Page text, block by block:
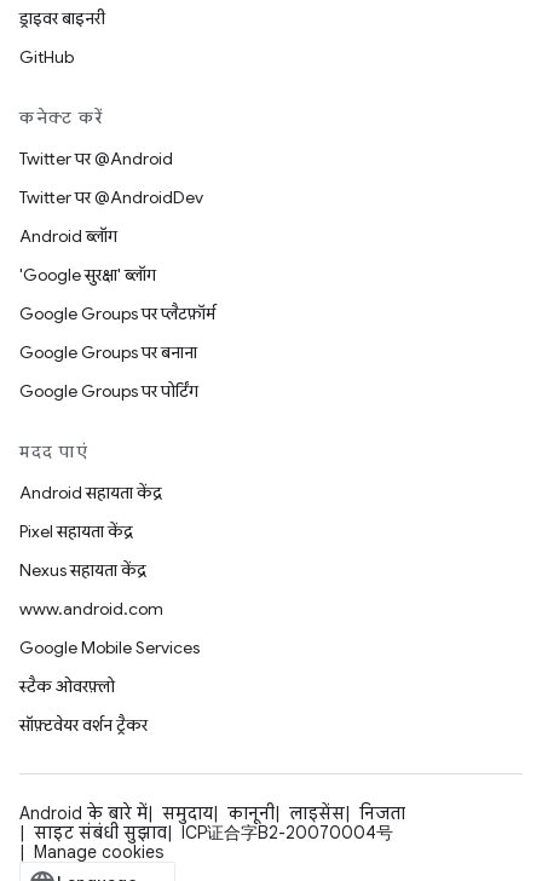
ड्राइवर बाइनरी
GitHub
कनेक्ट करें
Twitter पर @Android
Twitter पर @AndroidDev
Android ब्लॉग
'Google सुरक्षा' ब्लॉग
Google Groups पर प्लैटफ़ॉर्म
Google Groups पर बनाना
Google Groups पर पोर्टिंग
मदद पाएं
Android सहायता केंद्र
Pixel सहायता केंद्र
Nexus सहायता केंद्र
www.android.com
Google Mobile Services
स्टैक ओवरफ़्लो
सॉफ़्टवेयर वर्शन ट्रैकर
Android के बारे में समुदाय कानूनी लाइसेंस
निजता
साइट संबंधी सुझाव
ICP证合字B2-20070004号
Manage cookies